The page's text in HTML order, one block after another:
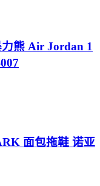
熊 Air Jordan 1
面包拖鞋 诺亚